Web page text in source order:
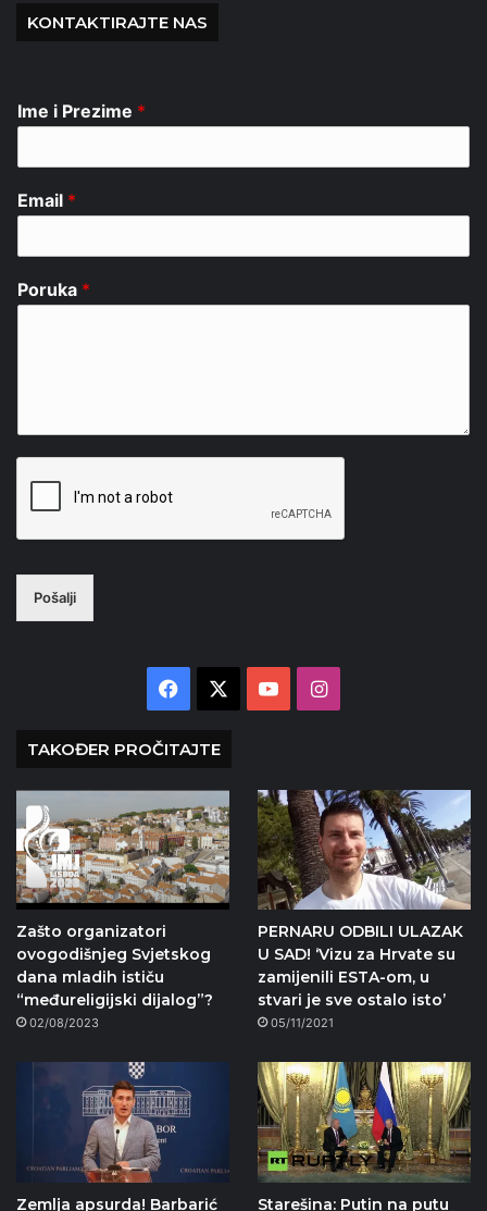
KONTAKTIRAJTE NAS
Ime i Prezime *
Email *
Poruka *
Pošalji
Facebook YouTubeInstagram
TAKOĐER PROČITAJTE
Zašto organizatori
ovogodišnjeg Svjetskog
dana mladih ističu
“međureligijski dijalog”?
02/08/2023
PERNARU ODBILI ULAZAK
U SAD! ‘Vizu za Hrvate su
zamijenili ESTA-om, u
stvari je sve ostalo isto’
05/11/2021
Zemlja apsurda! Barbarić
Starešina: Putin na putu